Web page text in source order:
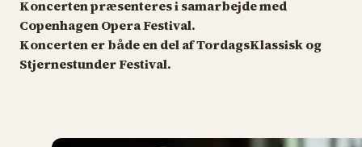
Koncerten præsenteres i samarbejde med
Copenhagen Opera Festival.
Koncerten er både en del af TordagsKlassisk og
Stjernestunder Festival.